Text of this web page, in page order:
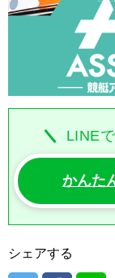
LINE
かんた
シェアする